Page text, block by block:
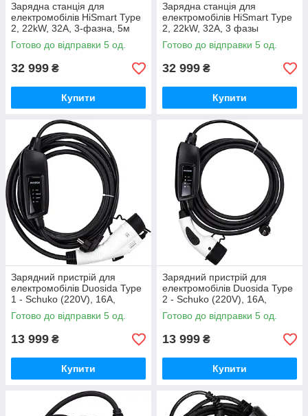
Зарядна станція для
електромобілів HiSmart Type
2, 22kW, 32A, 3-фазна, 5м
Готово до відправки 5 од.
32 999 ₴
Купити
Зарядна станція для
електромобілів HiSmart Type
2, 22kW, 32A, 3 фазы
Готово до відправки 5 од.
32 999 ₴
Купити
Зарядний пристрій для
електромобілів Duosida Type
1 - Schuko (220V), 16A,
3.6кВт, 1-фазний, 5м
Готово до відправки 5 од.
13 999 ₴
Купити
Зарядний пристрій для
електромобілів Duosida Type
2 - Schuko (220V), 16A,
3.6кВт, 1-фазний, 5м
Готово до відправки 5 од.
13 999 ₴
Купити